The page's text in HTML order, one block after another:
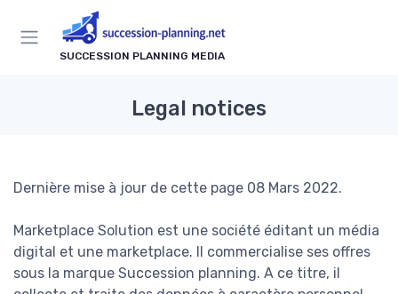
SUCCESSION PLANNING MEDIA
Legal notices
Dernière mise à jour de cette page 08 Mars 2022.
Marketplace Solution est une société éditant un média
digital et une marketplace. Il commercialise ses offres
sous la marque Succession planning. A ce titre, il